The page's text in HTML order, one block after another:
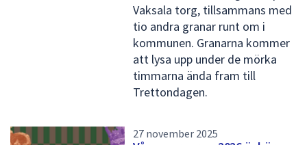
Vaksala torg, tillsammans med
tio andra granar runt om i
kommunen. Granarna kommer
att lysa upp under de mörka
timmarna ända fram till
Trettondagen.
27 november 2025